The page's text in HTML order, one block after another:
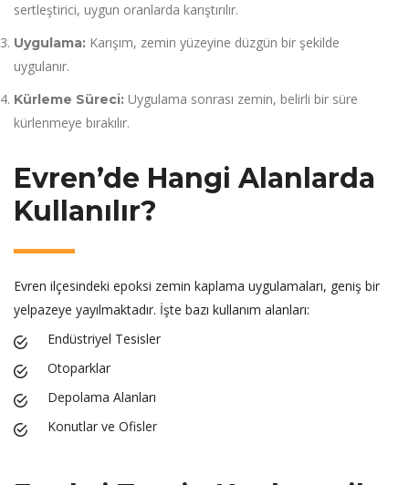
sertleştirici, uygun oranlarda karıştırılır.
Uygulama: Karışım, zemin yüzeyine düzgün bir şekilde
uygulanır.
Kürleme Süreci: Uygulama sonrası zemin, belirli bir süre
kürlenmeye bırakılır.
Evren’de Hangi Alanlarda
Kullanılır?
Evren ilçesindeki epoksi zemin kaplama uygulamaları, geniş bir
yelpazeye yayılmaktadır. İşte bazı kullanım alanları:
Endüstriyel Tesisler
Otoparklar
Depolama Alanları
Konutlar ve Ofisler